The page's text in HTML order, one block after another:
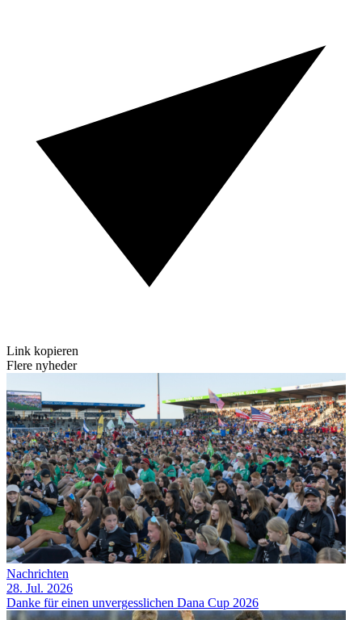
Link kopieren
Flere nyheder
Nachrichten
28. Jul. 2026
Danke für einen unvergesslichen Dana Cup 2026